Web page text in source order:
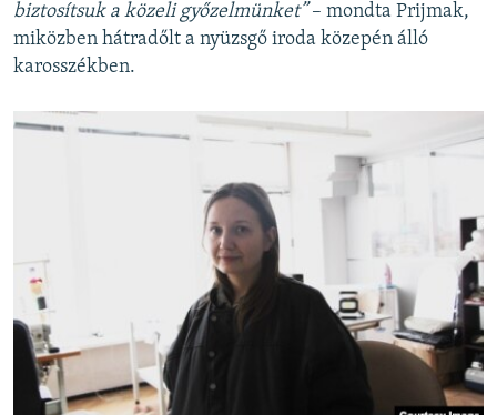
biztosítsuk a közeli győzelmünket”– mondta Prijmak,
miközben hátradőlt a nyüzsgő iroda közepén álló
karosszékben.